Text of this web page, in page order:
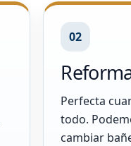
02
Perfecta
todo.
cambiar